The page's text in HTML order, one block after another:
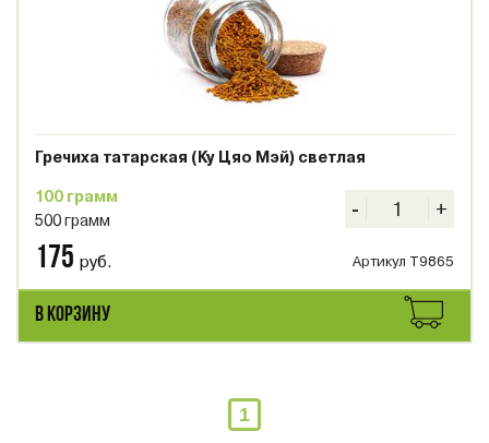
Гречиха татарская (Ку Цяо Мэй) светлая
100 грамм
500 грамм
- +
175 руб. Артикул T9865
В КОРЗИНУ
1